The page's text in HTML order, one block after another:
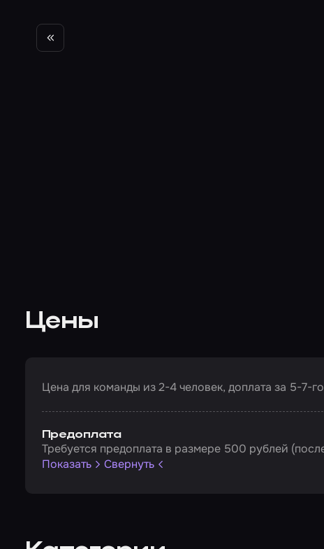
Цены
Цена для команды из 2-4 человек, доплата за 5-7-
Предоплата
Требуется предоплата в размере 500 рублей
Показать
Свернуть